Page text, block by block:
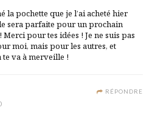
la pochette que je l’ai acheté hier
sera parfaite pour un prochain
pour tes idées ! Je ne suis pas
moi, mais pour les autres, et
va à merveille !
RÉPONDRE